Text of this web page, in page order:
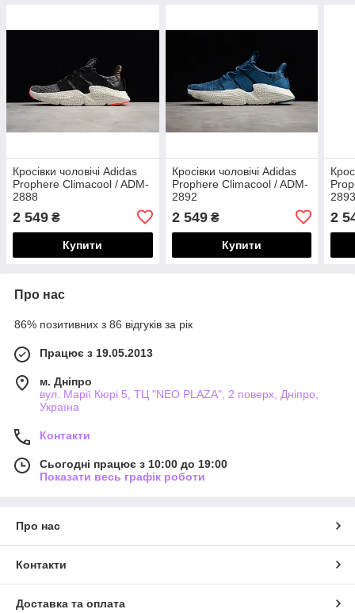
Кросівки чоловічі Adidas
Prophere Climacool / ADM-
2888
2 549 ₴
Купити
Кросівки чоловічі Adidas
Prophere Climacool / ADM-
2892
2 549₴
Купити
2
Про нас
86% позитивних з 86 відгуків за рік
Працює з 19.05.2013
м. Дніпро
вул. Марії Кюрі 5, ТЦ "NEO PLAZA", 2 поверх, Дніпро,
Україна
Контакти
Сьогодні працює з 10:00 до 19:00
Показати весь графік роботи
Про нас
Контакти
Доставка та оплата